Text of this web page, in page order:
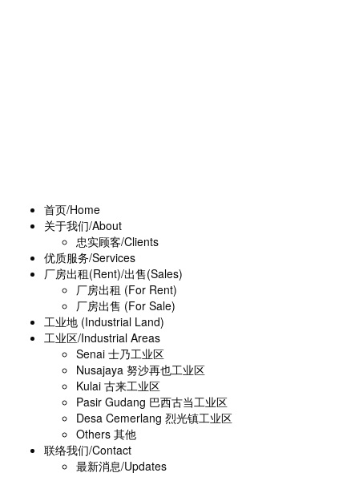
首页/Home
关于我们/About
忠实顾客/Clients
优质服务/Services
厂房出租(Rent)/出售(Sales)
厂房出租 (For Rent)
厂房出售 (For Sale)
工业地 (Industrial Land)
工业区/Industrial Areas
Senai 士乃工业区
Nusajaya 努沙再也工业区
Kulai 古来工业区
Pasir Gudang 巴西古当工业区
Desa Cemerlang 烈光镇工业区
Others 其他
联络我们/Contact
最新消息/Updates